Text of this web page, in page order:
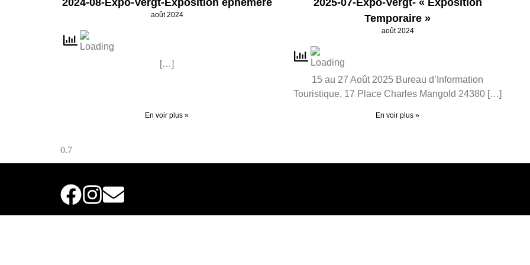
2024-08-Expo-Vergt-Exposition éphémère
août 2024
[…]
En voir plus »
2025-07-Expo-Vergt- « Exposition
Temporaire »
août 2024
15 au 27 Août 2025 Bureau d’Information
Touristique, 17 Place Charles Mangold 24380 […]
En voir plus »